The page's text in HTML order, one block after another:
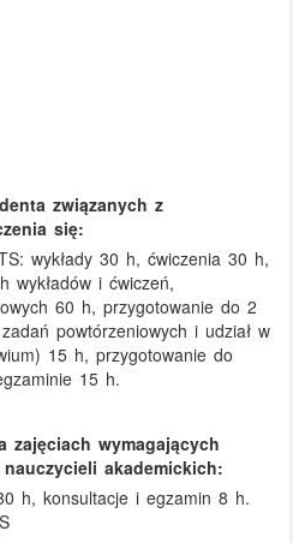
związanych z
się:
wykłady 30 h, ćwiczenia 30 h,
wykładów i ćwiczeń,
60 h, przygotowanie do 2
powtórzeniowych i udział w
15 h, przygotowanie do
15 h.
zajęciach wymagających
akademickich:
h, konsultacje i egzamin 8 h.